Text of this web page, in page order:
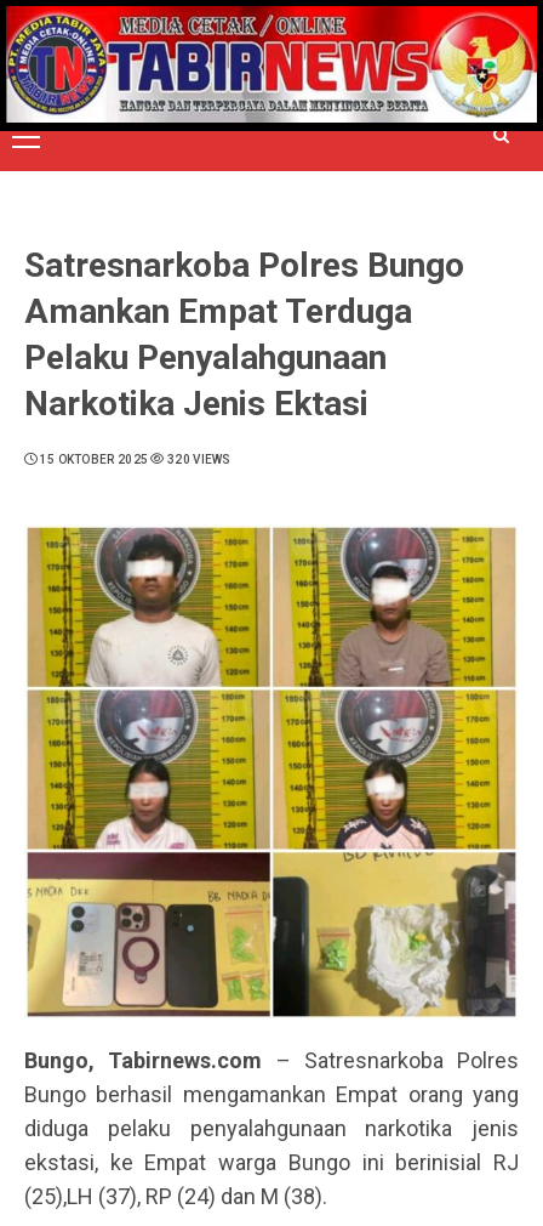
Skip
to
content
TERPERCAYA MENYINGKAP BERITA
Primary
Menu
Satresnarkoba Polres Bungo
Amankan Empat Terduga
Pelaku Penyalahgunaan
Narkotika Jenis Ektasi
15 OKTOBER 2025 320 VIEWS
Bungo, Tabirnews.com – Satresnarkoba Polres
Bungo berhasil mengamankan Empat orang yang
diduga pelaku penyalahgunaan narkotika jenis
ekstasi, ke Empat warga Bungo ini berinisial RJ
(25),LH (37), RP (24) dan M (38).